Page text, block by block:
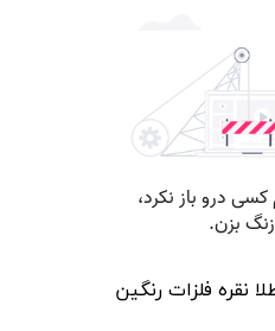
نقره فلزات رنگین